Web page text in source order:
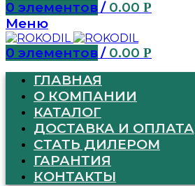
0 элементов/ 0.00 Р
Меню
0 элементов/ 0.00 Р
ГЛАВНАЯ
О КОМПАНИИ
КАТАЛОГ
ДОСТАВКА И ОПЛАТА
СТАТЬ ДИЛЕРОМ
ГАРАНТИЯ
КОНТАКТЫ